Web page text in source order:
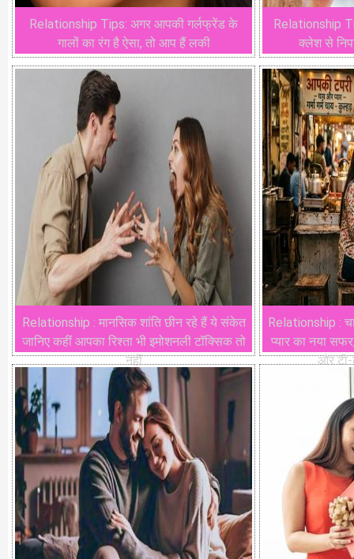
Relationship Tips: अगर आपकी गर्लफ्रेंड के
गालों का रंग है ऐसा, तो आप हैं लकी
Relationship
क्लेश से
Relationship : मानसिक शांति छीन रहे हैं ये संकेत
जानिए कहीं आपका रिश्ता भी इमोशनली टॉक्सिक तो
नहीं
Relationship :
प्यार का नया
और